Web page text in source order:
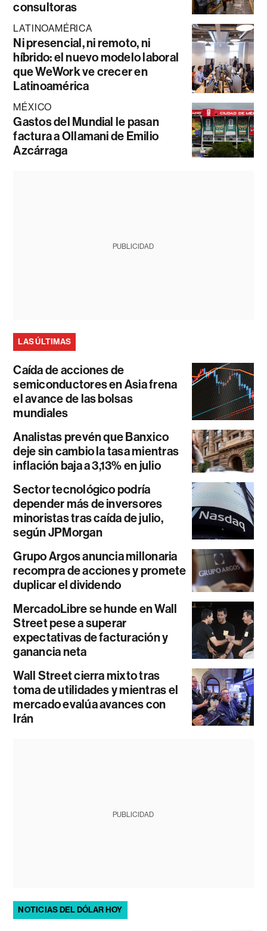
consultoras
LATINOAMÉRICA
Ni presencial, ni remoto, ni
híbrido: el nuevo modelo laboral
que WeWork ve crecer en
Latinoamérica
MÉXICO
Gastos del Mundial le pasan
factura a Ollamani de Emilio
Azcárraga
PUBLICIDAD
LAS ÚLTIMAS
Caída de acciones de
semiconductores en Asia frena
el avance de las bolsas
mundiales
Analistas prevén que Banxico
deje sin cambio la tasa mientras
inflación baja a 3,13% en julio
Sector tecnológico podría
depender más de inversores
minoristas tras caída de julio,
según JPMorgan
Grupo Argos anuncia millonaria
recompra de acciones y promete
duplicar el dividendo
MercadoLibre se hunde en Wall
Street pese a superar
expectativas de facturación y
ganancia neta
Wall Street cierra mixto tras
toma de utilidades y mientras el
mercado evalúa avances con
Irán
PUBLICIDAD
NOTICIAS DEL DÓLAR HOY